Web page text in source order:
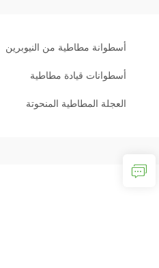
أسطوانة مطاطية من النيوبرين
أسطوانات قيادة مطاطية
العجلة المطاطية المنحوتة